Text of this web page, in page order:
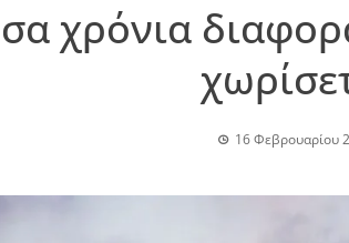
χρόνια
16 Φεβρουαρίου